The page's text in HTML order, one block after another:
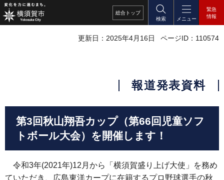
総合 トップ
検索
メニュー
緊急
情報
更新日：2025年4月16日 ページID：110574
報道発表資料
第3回秋山翔吾カップ（第66回児童ソフ
トボール大会）を開催します！
令和3年(2021年)12月から「横須賀盛り上げ大使」を務め
ていただき、広島東洋カープに在籍するプロ野球選手の秋